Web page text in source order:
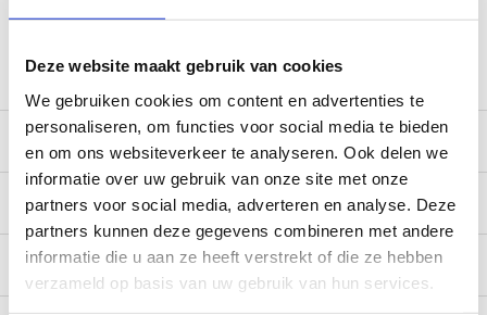
Deze website maakt gebruik van cookies
We gebruiken cookies om content en advertenties te
personaliseren, om functies voor social media te bieden
en om ons websiteverkeer te analyseren. Ook delen we
informatie over uw gebruik van onze site met onze
partners voor social media, adverteren en analyse. Deze
partners kunnen deze gegevens combineren met andere
informatie die u aan ze heeft verstrekt of die ze hebben
verzameld op basis van uw gebruik van hun services.
verzending. Een deel van de artikelen op voorraad in de
service@camperhuis.nl
Beschrijving
Specificaties
Reviews 0/10